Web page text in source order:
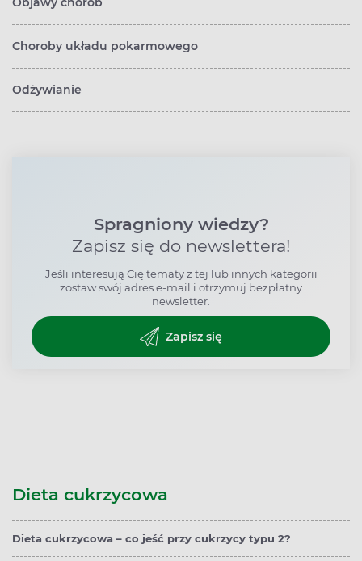
Choroby układu pokarmowego
Odżywianie
Spragniony wiedzy?
Zapisz się do newslettera!
Jeśli interesują Cię tematy z tej lub innych kategorii
zostaw swój adres e-mail i otrzymuj bezpłatny
newsletter.
Zapisz się
Dieta cukrzycowa
Dieta cukrzycowa – co jeść przy cukrzycy typu 2?